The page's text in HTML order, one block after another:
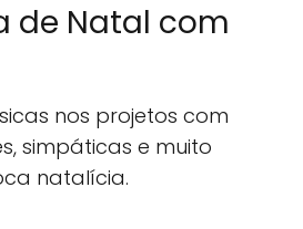
de Natal com
nos projetos com
simpáticas e muito
natalícia.